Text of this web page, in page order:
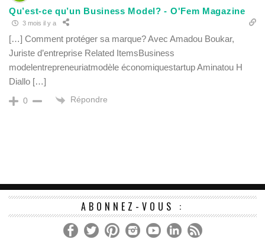
Qu’est-ce qu’un Business Model? - O'Fem Magazine
3 mois il y a
[…] Comment protéger sa marque? Avec Amadou Boukar,
Juriste d’entreprise Related ItemsBusiness
modelentrepreneuriatmodèle économiquestartup Aminatou H
Diallo […]
0 Répondre
ABONNEZ-VOUS :